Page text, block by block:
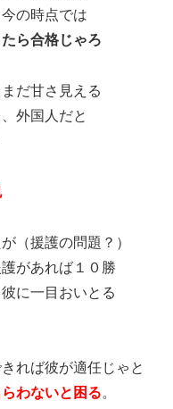
の時点では
ら合格じゃろ
だ甘さ見える
外国人だと
（援護の問題？）
護があれば１０勝
に一目おいとる
れば彼が適任じゃと
わないと困る。